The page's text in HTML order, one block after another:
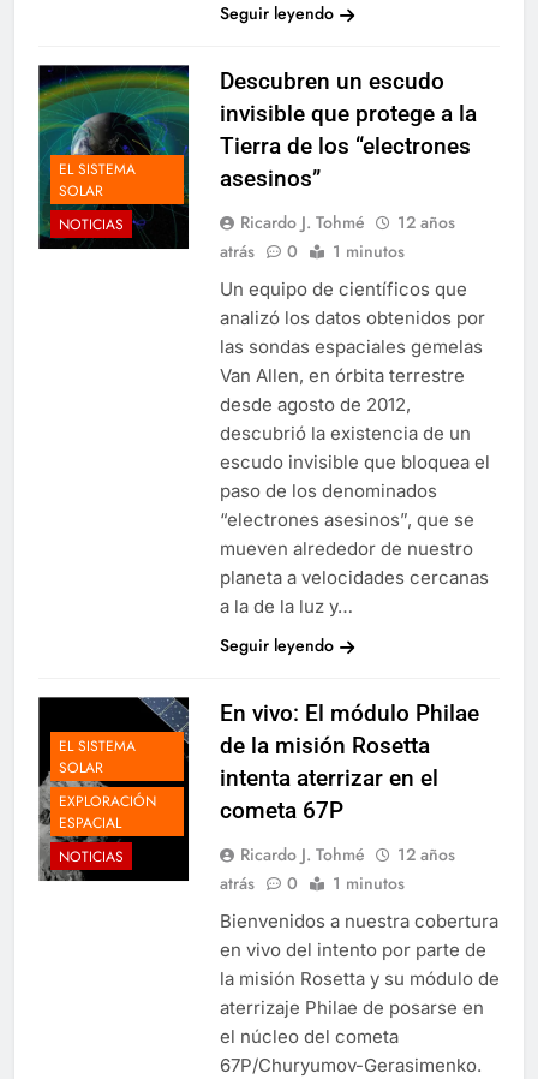
Seguir leyendo
EL SISTEMA
SOLAR
NOTICIAS
Descubren un escudo
invisible que protege a la
Tierra de los “electrones
asesinos”
Ricardo J. Tohmé
12 años
atrás
0 1 minutos
Un equipo de científicos que
analizó los datos obtenidos por
las sondas espaciales gemelas
Van Allen, en órbita terrestre
desde agosto de 2012,
descubrió la existencia de un
escudo invisible que bloquea el
paso de los denominados
“electrones asesinos”, que se
mueven alrededor de nuestro
planeta a velocidades cercanas
a la de la luz y…
Seguir leyendo
EL SISTEMA
SOLAR
EXPLORACIÓN
ESPACIAL
NOTICIAS
En vivo: El módulo Philae
de la misión Rosetta
intenta aterrizar en el
cometa 67P
Ricardo J. Tohmé
12 años
atrás
0 1 minutos
Bienvenidos a nuestra cobertura
en vivo del intento por parte de
la misión Rosetta y su módulo de
aterrizaje Philae de posarse en
el núcleo del cometa
67P/Churyumov-Gerasimenko.